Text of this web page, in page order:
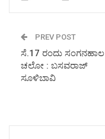
PREV POST
ಸೆ.17 ರಂದು ಸಂಗನಹಾಲ
ಚಲೋ : ಬಸವರಾಜ್
ಸೂಳಿಬಾವಿ